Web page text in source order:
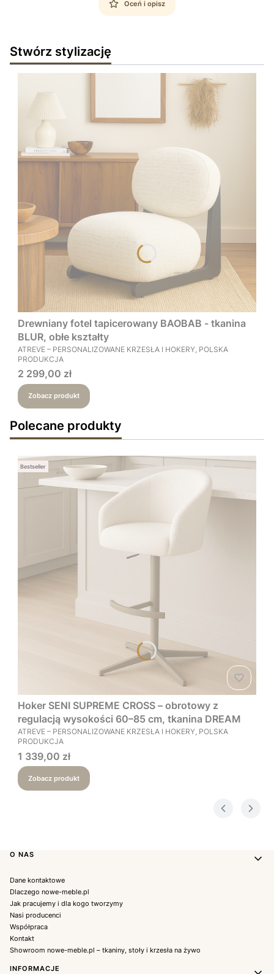
Oceń i opisz
Stwórz stylizację
Drewniany fotel tapicerowany BAOBAB - tkanina
BLUR, obłe kształty
PRODUCENT
ATREVE – PERSONALIZOWANE KRZESŁA I HOKERY, POLSKA
PRODUKCJA
Cena
2 299,00 zł
Zobacz produkt
Polecane produkty
Bestseller
Hoker SENI SUPREME CROSS – obrotowy z
regulacją wysokości 60–85 cm, tkanina DREAM
PRODUCENT
ATREVE – PERSONALIZOWANE KRZESŁA I HOKERY, POLSKA
PRODUKCJA
Cena
1 339,00 zł
Zobacz produkt
Linki w stopce
O NAS
Dane kontaktowe
Dlaczego nowe-meble.pl
Jak pracujemy i dla kogo tworzymy
Nasi producenci
Współpraca
Kontakt
Showroom nowe-meble.pl – tkaniny, stoły i krzesła na żywo
INFORMACJE